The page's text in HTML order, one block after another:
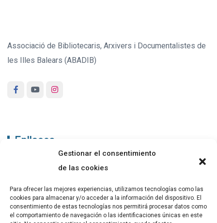
Gestionar el consentimiento
de las cookies
Para ofrecer las mejores experiencias, utilizamos tecnologías como las
cookies para almacenar y/o acceder a la información del dispositivo. El
consentimiento de estas tecnologías nos permitirá procesar datos como
el comportamiento de navegación o las identificaciones únicas en este
Associació de Bibliotecaris, Arxivers i Documentalistes de
les Illes Balears (ABADIB)
Enllaços
PUBLICACIONS
CONTACTE